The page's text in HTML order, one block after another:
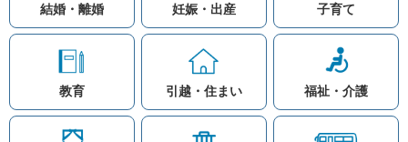
結婚・離婚 妊娠・出産 子育て
教育 引越・住まい 福祉・介護